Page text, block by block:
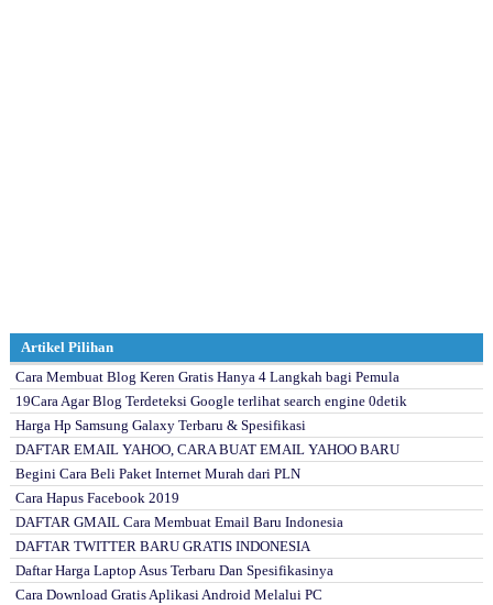
Artikel Pilihan
Cara Membuat Blog Keren Gratis Hanya 4 Langkah bagi Pemula
19Cara Agar Blog Terdeteksi Google terlihat search engine 0detik
Harga Hp Samsung Galaxy Terbaru & Spesifikasi
DAFTAR EMAIL YAHOO, CARA BUAT EMAIL YAHOO BARU
Begini Cara Beli Paket Internet Murah dari PLN
Cara Hapus Facebook 2019
DAFTAR GMAIL Cara Membuat Email Baru Indonesia
DAFTAR TWITTER BARU GRATIS INDONESIA
Daftar Harga Laptop Asus Terbaru Dan Spesifikasinya
Cara Download Gratis Aplikasi Android Melalui PC